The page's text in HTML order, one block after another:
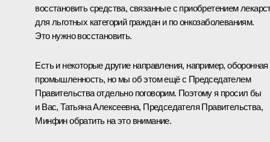
восстановить средства, связанные с приобретением
для льготных категорий граждан и по онкозаболеваниям.
Это нужно восстановить.
Есть и некоторые другие направления, например, оборонная
промышленность, но мы об этом ещё с Председателем
Правительства отдельно поговорим. Поэтому я просил бы
и Вас, Татьяна Алексеевна, Председателя Правительства,
Минфин обратить на это внимание.